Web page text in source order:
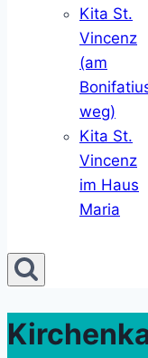
Kita St.
Vincenz
(am
weg)
Kita St.
Vincenz
im Haus
Maria